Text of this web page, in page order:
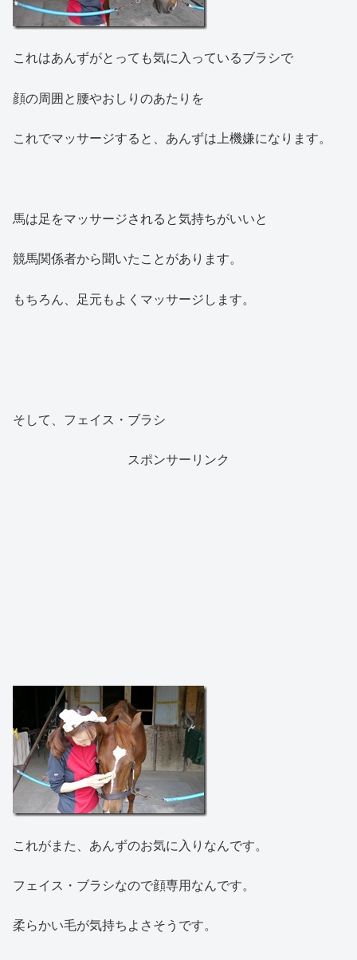
これはあんずがとっても気に入っているブラシで
顔の周囲と腰やおしりのあたりを
これでマッサージすると、あんずは上機嫌になります。
馬は足をマッサージされると気持ちがいいと
競馬関係者から聞いたことがあります。
もちろん、足元もよくマッサージします。
そして、フェイス・ブラシ
スポンサーリンク
これがまた、あんずのお気に入りなんです。
フェイス・ブラシなので顔専用なんです。
柔らかい毛が気持ちよさそうです。